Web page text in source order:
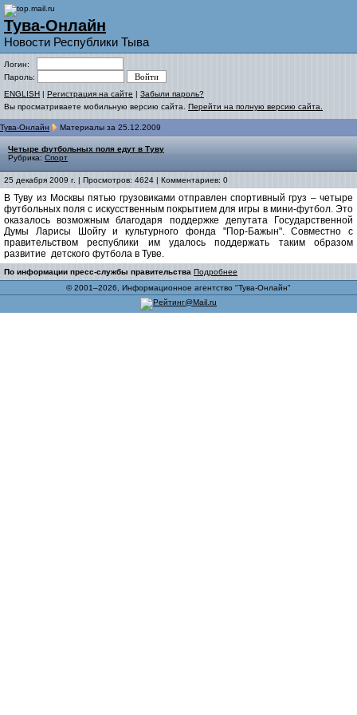
Тува-Онлайн
Новости Республики Тыва
Логин:
Пароль:
ENGLISH | Регистрация на сайте | Забыли пароль?
Вы просматриваете мобильную версию сайта. Перейти на полную версию сайта.
Тува-Онлайн Материалы за 25.12.2009
Четыре футбольных поля едут в Туву
Рубрика: Спорт
25 декабря 2009 г. | Просмотров: 4624 | Комментариев: 0
В Туву из Москвы пятью грузовиками отправлен спортивный груз – четыре
футбольных поля с искусственным покрытием для игры в мини-футбол. Это
оказалось возможным благодаря поддержке депутата Государственной
Думы Лaрисы Шойгу и культурного фонда "Пор-Бажын". Совместно с
правительством республики им удалось поддержать таким образом
развитие детского футбола в Туве.
По информации пресс-службы правительства Подробнее
© 2001–2026, Информационное агентство "Тува-Онлайн"